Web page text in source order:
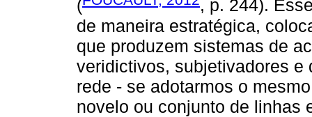
(
, p. 244).
de maneira estratégica,
que produzem sistemas de
veridictivos, subjetivadores e
rede - se adotarmos o
novelo ou conjunto de linhas